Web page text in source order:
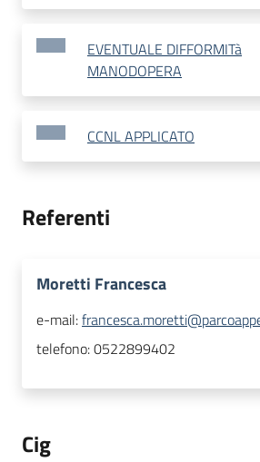
EVENTUALE DIFFORMITà
MANODOPERA
CCNL APPLICATO
Referenti
Moretti Francesca
e-mail:
telefono:0522899402
Cig